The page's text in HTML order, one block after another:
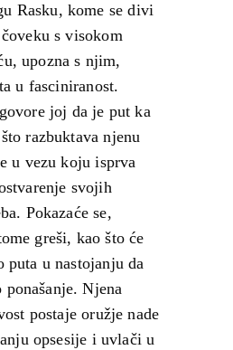
Rasku, kome se divi
s visokom
upozna s njim,
u fasciniranost.
joj da je put ka
razbuktava njenu
u vezu koju isprva
svojih
Pokazaće se,
greši, kao što će
puta u nastojanju da
Njena
postaje oružje nade
opsesije i uvlači u